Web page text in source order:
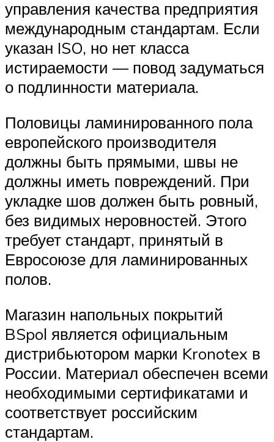
управления качества предприятия
международным стандартам. Если
указан ISO, но нет класса
истираемости — повод задуматься
о подлинности материала.
Половицы ламинированного пола
европейского производителя
должны быть прямыми, швы не
должны иметь повреждений. При
укладке шов должен быть ровный,
без видимых неровностей. Этого
требует стандарт, принятый в
Евросоюзе для ламинированных
полов.
Магазин напольных покрытий
BSpol является официальным
дистрибьютором марки Kronotex в
России. Материал обеспечен всеми
необходимыми сертификатами и
соответствует российским
стандартам.